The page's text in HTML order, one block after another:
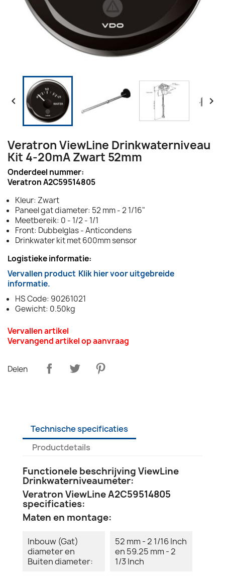
 
Veratron ViewLine Drinkwaterniveau
Kit 4-20mA Zwart 52mm
Onderdeel nummer:
Veratron A2C59514805
Kleur: Zwart
Paneel gat diameter: 52 mm - 2 1/16"
Meetbereik: 0 - 1/2 - 1/1
Front: Dubbelglas - Anticondens
Drinkwater kit met 600mm sensor
Logistieke informatie:
Vervallen product Klik hier voor uitgebreide
informatie.
HS Code: 90261021
Gewicht: 0.50kg
Vervallen artikel
Vervangend artikel op aanvraag
Delen
Technische specificaties
Productdetails
Functionele beschrijving ViewLine
Drinkwaterniveaumeter:
Veratron ViewLine A2C59514805
specificaties:
Maten en montage:
Inbouw (Gat)
diameter en
Buiten diameter:
52 mm - 2 1/16 Inch
en 59.25 mm - 2
1/3 Inch